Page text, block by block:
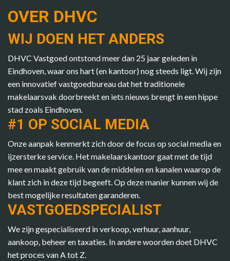
OVER DHVC
WIJ DOEN HET ANDERS
DHVC Vastgoed ontstond meer dan 25 jaar geleden in
Eindhoven, waar ons hart (en kantoor) nog steeds ligt. Wij zijn
een innovatief vastgoedbureau dat het traditionele
makelaarsvak doorbreekt en iets nieuws brengt in een hippe
stad zoals Eindhoven.
#1 OP SOCIAL MEDIA
Onze aanpak kenmerkt zich door de focus op social media en
ijzersterke service. Het makelaarskantoor gaat met de tijd
mee en maakt gebruik van de middelen en kanalen waarop de
klant zich in deze tijd begeeft. Op deze manier kunnen wij de
best mogelijke resultaten garanderen.
VASTGOEDSPECIALIST
We zijn gespecialiseerd in verkoop, verhuur, aanhuur,
aankoop, beheer en taxaties. In andere woorden doet DHVC
het proces van A tot Z.